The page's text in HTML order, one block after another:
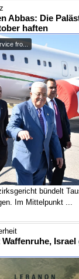
Abbas: Die
haften
fro...
bündelt
Im Mittelpunkt ...